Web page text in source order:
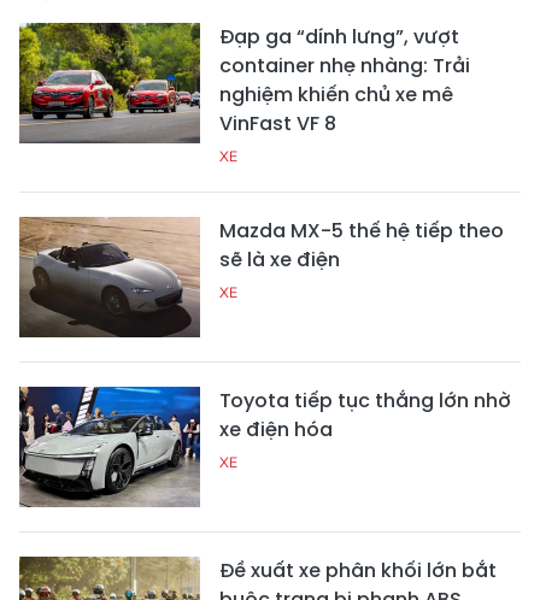
Đạp ga “dính lưng”, vượt
container nhẹ nhàng: Trải
nghiệm khiến chủ xe mê
VinFast VF 8
XE
Mazda MX-5 thế hệ tiếp theo
sẽ là xe điện
XE
Toyota tiếp tục thắng lớn nhờ
xe điện hóa
XE
Đề xuất xe phân khối lớn bắt